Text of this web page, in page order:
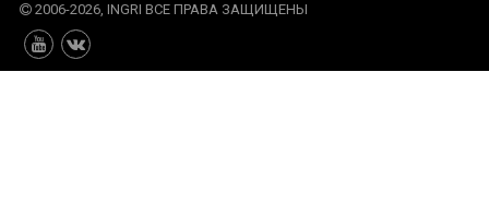
2006-2026, INGRI ВСЕ ПРАВА ЗАЩИЩЕНЫ